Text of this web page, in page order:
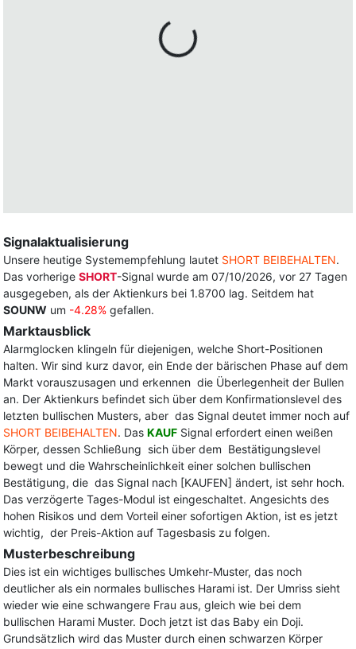
Signalaktualisierung
Unsere heutige Systemempfehlung lautet SHORT BEIBEHALTEN.
Das vorherige SHORT-Signal wurde am 07/10/2026, vor 27 Tagen
ausgegeben, als der Aktienkurs bei 1.8700 lag. Seitdem hat
SOUNW um -4.28% gefallen.
Marktausblick
Alarmglocken klingeln für diejenigen, welche Short-Positionen
halten. Wir sind kurz davor, ein Ende der bärischen Phase auf dem
Markt vorauszusagen und erkennen die Überlegenheit der Bullen
an. Der Aktienkurs befindet sich über dem Konfirmationslevel des
letzten bullischen Musters, aber das Signal deutet immer noch auf
SHORT BEIBEHALTEN. Das KAUF Signal erfordert einen weißen
Körper, dessen Schließung sich über dem Bestätigungslevel
bewegt und die Wahrscheinlichkeit einer solchen bullischen
Bestätigung, die das Signal nach [KAUFEN] ändert, ist sehr hoch.
Das verzögerte Tages-Modul ist eingeschaltet. Angesichts des
hohen Risikos und dem Vorteil einer sofortigen Aktion, ist es jetzt
wichtig, der Preis-Aktion auf Tagesbasis zu folgen.
Musterbeschreibung
Dies ist ein wichtiges bullisches Umkehr-Muster, das noch
deutlicher als ein normales bullisches Harami ist. Der Umriss sieht
wieder wie eine schwangere Frau aus, gleich wie bei dem
bullischen Harami Muster. Doch jetzt ist das Baby ein Doji.
Grundsätzlich wird das Muster durch einen schwarzen Körper